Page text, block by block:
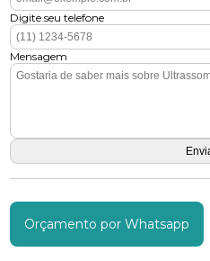
Digite seu telefone
Mensagem
Orçamento por Whatsapp